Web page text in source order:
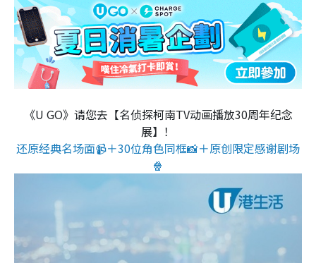
《U GO》请您去【名侦探柯南TV动画播放30周年纪念
展】！
还原经典名场面📹＋30位角色同框📸＋原创限定感谢剧场
🍿